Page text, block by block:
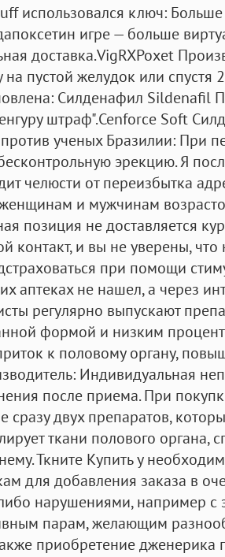
использовался ключ: Больше
игре — больше
доставка.VigRXPoxet
на пустой желудок или
Силденафил Sildenafil
штраф".Cenforce Soft
ученых Бразилии: При
эрекцию. Я
челюсти от переизбытка
и мужчинам
позиция не доставляется
контакт, и вы не уверены,
при помощи
аптеках не нашел, а через
регулярно выпускают
формой и низким
к половому органу,
Индивидуальная
после приема. При
сразу двух препаратов,
ткани полового органа,
Ткните Купить у
для добавления заказа в
нарушениями, например с
парам, желающим
приобретение дженерика